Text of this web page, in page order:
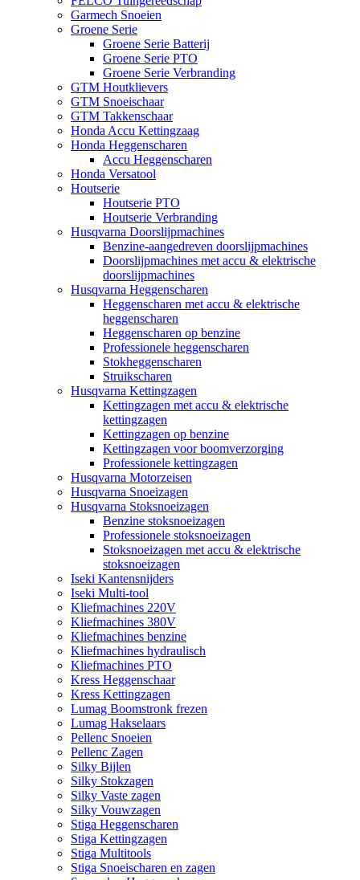
Garmech Snoeien
Groene Serie
Groene Serie Batterij
Groene Serie PTO
Groene Serie Verbranding
GTM Houtklievers
GTM Snoeischaar
GTM Takkenschaar
Honda Accu Kettingzaag
Honda Heggenscharen
Accu Heggenscharen
Honda Versatool
Houtserie
Houtserie PTO
Houtserie Verbranding
Husqvarna Doorslijpmachines
Benzine-aangedreven doorslijpmachines
Doorslijpmachines met accu & elektrische
doorslijpmachines
Husqvarna Heggenscharen
Heggenscharen met accu & elektrische
heggenscharen
Heggenscharen op benzine
Professionele heggenscharen
Stokheggenscharen
Struikscharen
Husqvarna Kettingzagen
Kettingzagen met accu & elektrische
kettingzagen
Kettingzagen op benzine
Kettingzagen voor boomverzorging
Professionele kettingzagen
Husqvarna Motorzeisen
Husqvarna Snoeizagen
Husqvarna Stoksnoeizagen
Benzine stoksnoeizagen
Professionele stoksnoeizagen
Stoksnoeizagen met accu & elektrische
stoksnoeizagen
Iseki Kantensnijders
Iseki Multi-tool
Kliefmachines 220V
Kliefmachines 380V
Kliefmachines benzine
Kliefmachines hydraulisch
Kliefmachines PTO
Kress Heggenschaar
Kress Kettingzagen
Lumag Boomstronk frezen
Lumag Hakselaars
Pellenc Snoeien
Pellenc Zagen
Silky Bijlen
Silky Stokzagen
Silky Vaste zagen
Silky Vouwzagen
Stiga Heggenscharen
Stiga Kettingzagen
Stiga Multitools
Stiga Snoeischaren en zagen